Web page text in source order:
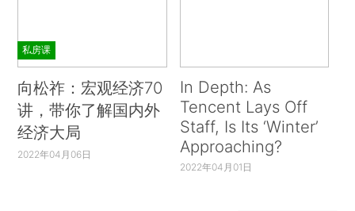
私房课
向松祚：宏观经济70
讲，带你了解国内外
经济大局
2022年04月06日
In Depth: As
Tencent Lays Off
Staff, Is Its ‘Winter’
Approaching?
2022年04月01日